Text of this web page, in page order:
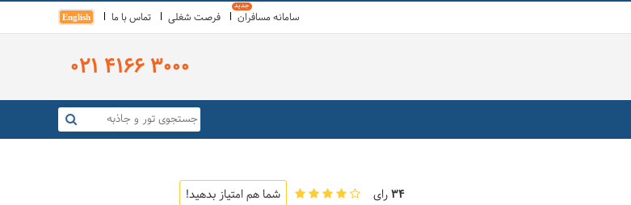
سامانه مسافران فرصت شغلی تماس با ما English
021 4166 3000
34رای شما هم امتیاز بدهید!